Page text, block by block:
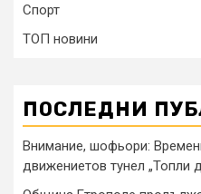
Спорт
ТОП новини
ПОСЛЕДНИ
Внимание, шофьори:
движениетов тунел „Топли